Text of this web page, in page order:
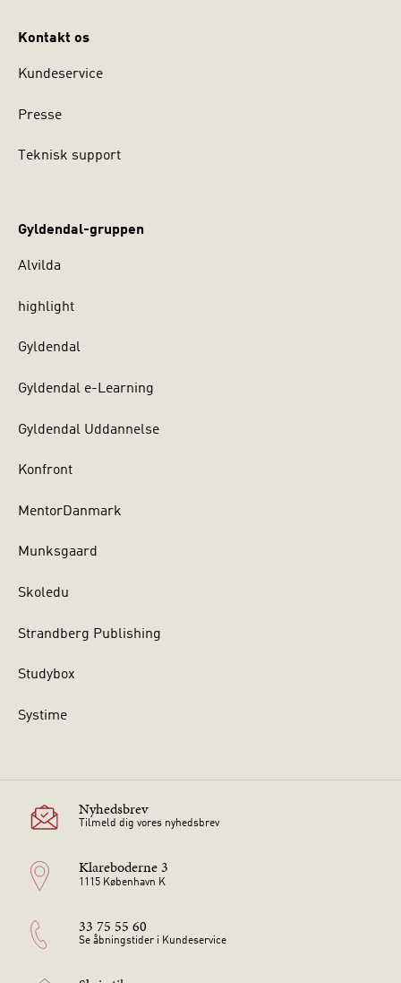
Kontakt os
Kundeservice
Presse
Teknisk support
Gyldendal-gruppen
Alvilda
highlight
Gyldendal
Gyldendal e-Learning
Gyldendal Uddannelse
Konfront
MentorDanmark
Munksgaard
Skoledu
Strandberg Publishing
Studybox
Systime
Nyhedsbrev
Tilmeld dig vores nyhedsbrev
Klareboderne 3
1115 København K
33 75 55 60
Se åbningstider i Kundeservice